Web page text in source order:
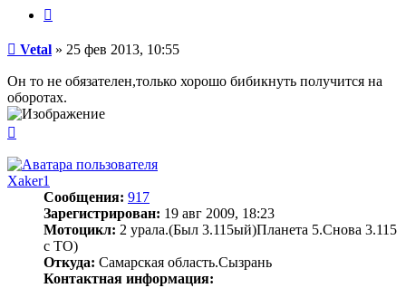
Сообщение
Vetal » 25 фев 2013, 10:55
Он то не обязателен,только хорошо бибикнуть получится на
оборотах.
началу
Xaker1
Сообщения: 917
Зарегистрирован: 19 авг 2009, 18:23
Мотоцикл: 2 урала.(Был 3.115ый)Планета 5.Снова 3.115
с ТО)
Откуда: Самарская область.Сызрань
Контактная информация: